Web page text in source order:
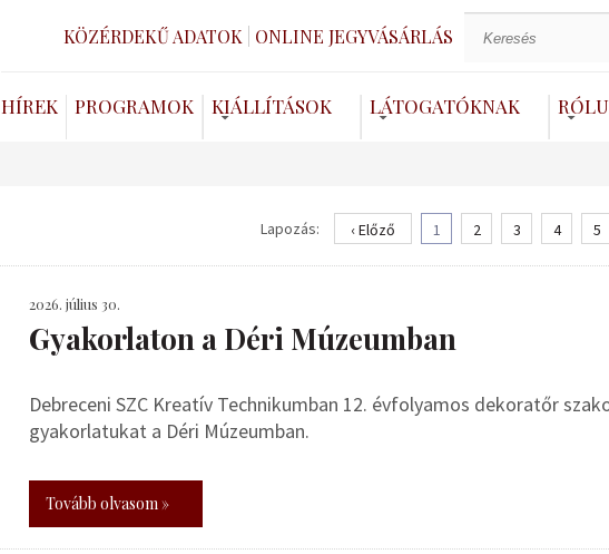
KÖZÉRDEKŰ ADATOK ONLINE JEGYVÁSÁRLÁS
HÍREK PROGRAMOK KIÁLLÍTÁSOK LÁTOGATÓKNAK
Lapozás: ‹ Előző 1 2 3 4 5
2026. július 30.
Gyakorlaton a Déri Múzeumban
Debreceni SZC Kreatív Technikumban 12. évfolyamos dekoratőr
gyakorlatukat a Déri Múzeumban.
Tovább olvasom »